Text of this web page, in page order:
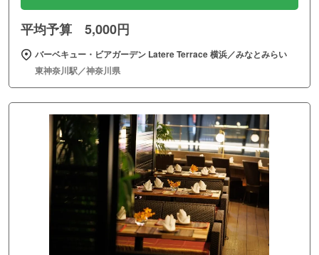
平均予算 5,000円
バーベキュー・ビアガーデン Latere Terrace 横浜／みなとみらい
東神奈川駅／神奈川県